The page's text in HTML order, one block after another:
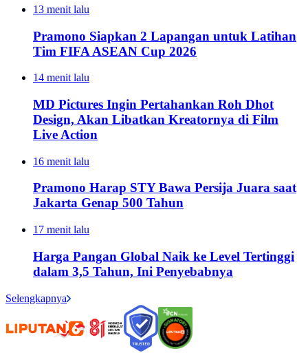
13 menit lalu
Pramono Siapkan 2 Lapangan untuk Latihan
Tim FIFA ASEAN Cup 2026
14 menit lalu
MD Pictures Ingin Pertahankan Roh Dhot
Design, Akan Libatkan Kreatornya di Film
Live Action
16 menit lalu
Pramono Harap STY Bawa Persija Juara saat
Jakarta Genap 500 Tahun
17 menit lalu
Harga Pangan Global Naik ke Level Tertinggi
dalam 3,5 Tahun, Ini Penyebabnya
Selengkapnya